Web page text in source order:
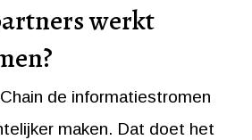
werkt
de informatiestromen
maken. Dat doet het